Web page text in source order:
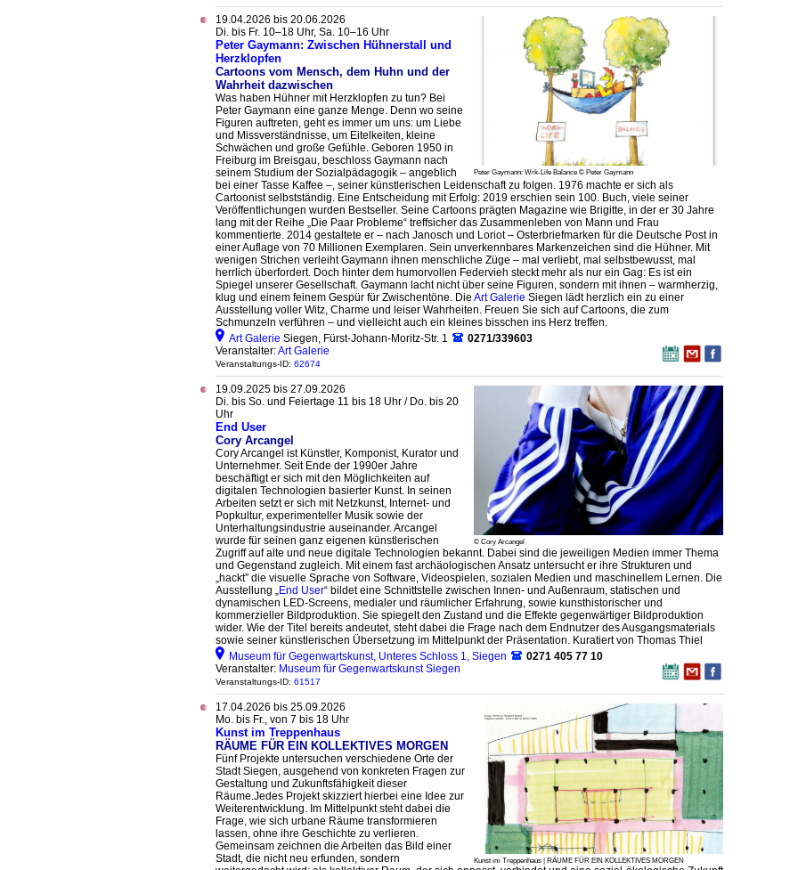
Stadtführung - Altes
Von Fettnäpfchen,
Theater Rotes Zebra –
Peter Gaymann: Wrk-Life Balance © Peter Gaymann
19.04.2026 bis 20.06.2026
Di. bis Fr. 10–18 Uhr, Sa. 10–16 Uhr
Peter Gaymann: Zwischen Hühnerstall und
Herzklopfen
Cartoons vom Mensch, dem Huhn und der
Wahrheit dazwischen
Was haben Hühner mit Herzklopfen zu tun? Bei
Peter Gaymann eine ganze Menge. Denn wo seine
Figuren auftreten, geht es immer um uns: um Liebe
und Missverständnisse, um Eitelkeiten, kleine
Schwächen und große Gefühle. Geboren 1950 in
Freiburg im Breisgau, beschloss Gaymann nach
seinem Studium der Sozialpädagogik – angeblich
bei einer Tasse Kaffee –, seiner künstlerischen Leidenschaft zu folgen. 1976 machte er sich als
Cartoonist selbstständig. Eine Entscheidung mit Erfolg: 2019 erschien sein 100. Buch, viele seiner
Veröffentlichungen wurden Bestseller. Seine Cartoons prägten Magazine wie Brigitte, in der er 30 Jahre
lang mit der Reihe „Die Paar Probleme“ treffsicher das Zusammenleben von Mann und Frau
kommentierte. 2014 gestaltete er – nach Janosch und Loriot – Osterbriefmarken für die Deutsche Post in
einer Auflage von 70 Millionen Exemplaren. Sein unverkennbares Markenzeichen sind die Hühner. Mit
wenigen Strichen verleiht Gaymann ihnen menschliche Züge – mal verliebt, mal selbstbewusst, mal
herrlich überfordert. Doch hinter dem humorvollen Federvieh steckt mehr als nur ein Gag: Es ist ein
Spiegel unserer Gesellschaft. Gaymann lacht nicht über seine Figuren, sondern mit ihnen – warmherzig,
klug und einem feinem Gespür für Zwischentöne. Die Art Galerie Siegen lädt herzlich ein zu einer
Ausstellung voller Witz, Charme und leiser Wahrheiten. Freuen Sie sich auf Cartoons, die zum
Schmunzeln verführen – und vielleicht auch ein kleines bisschen ins Herz treffen.
Art Galerie Siegen, Fürst-Johann-Moritz-Str. 1
0271/339603
Veranstalter:Art Galerie
Veranstaltungs-ID: 62674
© Cory Arcangel
19.09.2025 bis 27.09.2026
Di. bis So. und Feiertage 11 bis 18 Uhr / Do. bis 20
Uhr
End User
Cory Arcangel
Cory Arcangel ist Künstler, Komponist, Kurator und
Unternehmer. Seit Ende der 1990er Jahre
beschäftigt er sich mit den Möglichkeiten auf
digitalen Technologien basierter Kunst. In seinen
Arbeiten setzt er sich mit Netzkunst, Internet- und
Popkultur, experimenteller Musik sowie der
Unterhaltungsindustrie auseinander. Arcangel
wurde für seinen ganz eigenen künstlerischen
Zugriff auf alte und neue digitale Technologien bekannt. Dabei sind die jeweiligen Medien immer Thema
und Gegenstand zugleich. Mit einem fast archäologischen Ansatz untersucht er ihre Strukturen und
„hackt” die visuelle Sprache von Software, Videospielen, sozialen Medien und maschinellem Lernen. Die
Ausstellung „End User“ bildet eine Schnittstelle zwischen Innen- und Außenraum, statischen und
dynamischen LED-Screens, medialer und räumlicher Erfahrung, sowie kunsthistorischer und
kommerzieller Bildproduktion. Sie spiegelt den Zustand und die Effekte gegenwärtiger Bildproduktion
wider. Wie der Titel bereits andeutet, steht dabei die Frage nach dem Endnutzer des Ausgangsmaterials
sowie seiner künstlerischen Übersetzung im Mittelpunkt der Präsentation. Kuratiert von Thomas Thiel
Museum für Gegenwartskunst, Unteres Schloss 1, Siegen
0271 405 77 10
Veranstalter: Museum für Gegenwartskunst Siegen
Veranstaltungs-ID: 61517
Kunst im Treppenhaus | RÄUME FÜR EIN KOLLEKTIVES MORGEN
17.04.2026 bis 25.09.2026
Mo. bis Fr., von 7 bis 18 Uhr
Kunst im Treppenhaus
RÄUME FÜR EIN KOLLEKTIVES MORGEN
Fünf Projekte untersuchen verschiedene Orte der
Stadt Siegen, ausgehend von konkreten Fragen zur
Gestaltung und Zukunftsfähigkeit dieser
Räume.Jedes Projekt skizziert hierbei eine Idee zur
Weiterentwicklung. Im Mittelpunkt steht dabei die
Frage, wie sich urbane Räume transformieren
lassen, ohne ihre Geschichte zu verlieren.
Gemeinsam zeichnen die Arbeiten das Bild einer
Stadt, die nicht neu erfunden, sondern